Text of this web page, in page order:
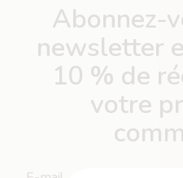
Abonnez-
newsletter
10 % de
votre